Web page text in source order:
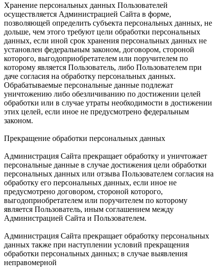
Хранение персональных данных Пользователей
осуществляется Администрацией Сайта в форме,
позволяющей определить субъекта персональных данных, не
дольше, чем этого требуют цели обработки персональных
данных, если иной срок хранения персональных данных не
установлен федеральным законом, договором, стороной
которого, выгодоприобретателем или поручителем по
которому является Пользователь, либо Пользователем при
даче согласия на обработку персональных данных.
Обрабатываемые персональные данные подлежат
уничтожению либо обезличиванию по достижении целей
обработки или в случае утраты необходимости в достижении
этих целей, если иное не предусмотрено федеральным
законом.
Прекращение обработки персональных данных
Администрация Сайта прекращает обработку и уничтожает
персональные данные в случае достижения цели обработки
персональных данных или отзыва Пользователем согласия на
обработку его персональных данных, если иное не
предусмотрено договором, стороной которого,
выгодоприобретателем или поручителем по которому
является Пользователь, иным соглашением между
Администрацией Сайта и Пользователем.
Администрация Сайта прекращает обработку персональных
данных также при наступлении условий прекращения
обработки персональных данных; в случае выявления
неправомерной